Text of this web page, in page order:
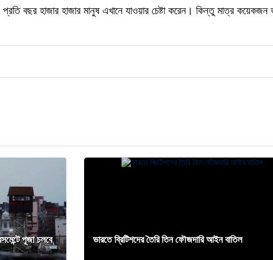
বছর হাজার হাজার মানুষ এখানে যাওয়ার চেষ্টা করেন। কিন্তু মাত্র কয়েকজন
পূজা চলবে ভারতে ব্রিটিশদের তৈরি তিন ফৌজদারি আইন বাতিল